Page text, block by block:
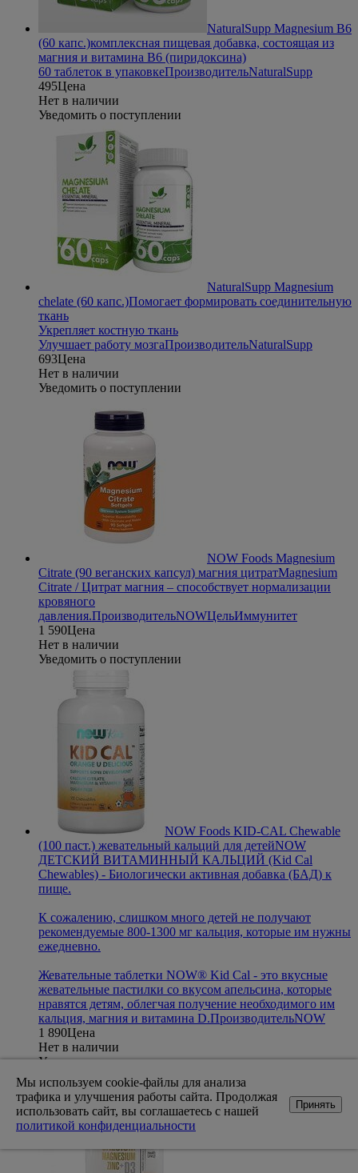
NaturalSupp Magnesium B6
(60 капс.)комплексная пищевая добавка, состоящая из
магния и витамина В6 (пиридоксина)
60 таблеток в упаковкеПроизводительNaturalSupp
495Цена
Нет в наличии
Уведомить о поступлении
NaturalSupp Magnesium
chelate (60 капс.)Помогает формировать соединительную
ткань
Укрепляет костную ткань
Улучшает работу мозгаПроизводительNaturalSupp
693Цена
Нет в наличии
Уведомить о поступлении
NOW Foods Magnesium
Citrate (90 веганских капсул) магния цитратMagnesium
Citrate / Цитрат магния – способствует нормализации
кровяного
давления.ПроизводительNOWЦельИммунитет
1 590Цена
Нет в наличии
Уведомить о поступлении
NOW Foods KID-CAL Chewable
(100 паст.) жевательный кальций для детейNOW
ДЕТСКИЙ ВИТАМИННЫЙ КАЛЬЦИЙ (Kid Cal
Chewables) - Биологически активная добавка (БАД) к
пище.
К сожалению, слишком много детей не получают
рекомендуемые 800-1300 мг кальция, которые им нужны
ежедневно.
Жевательные таблетки NOW® Kid Cal - это вкусные
жевательные пастилки со вкусом апельсина, которые
нравятся детям, облегчая получение необходимого им
кальция, магния и витамина D.ПроизводительNOW
1 890Цена
Нет в наличии
Уведомить о поступлении
Мы используем cookie-файлы для анализа
трафика и улучшения работы сайта. Продолжая
использовать сайт, вы соглашаетесь с нашей
политикой конфиденциальности
Принять